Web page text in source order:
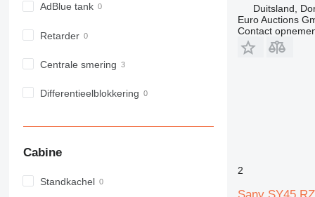
AdBlue tank
Retarder
Centrale smering
Differentieelblokkering
Cabine
Standkachel
Duitsland,
Euro Auctions
Contact
2